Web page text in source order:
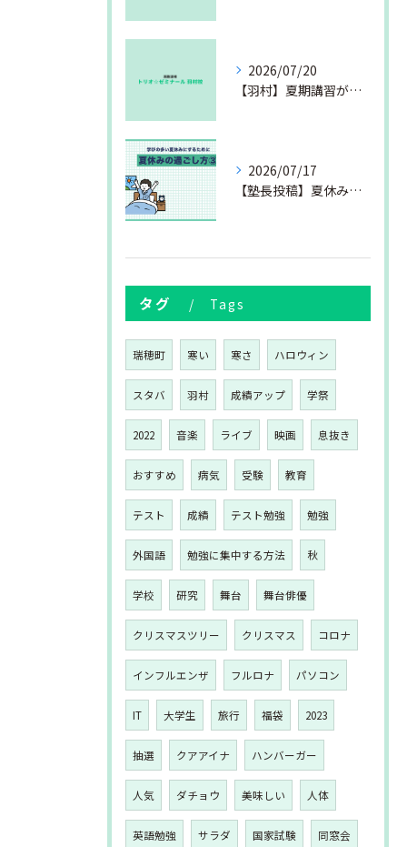
2026/07/20
【羽村】夏期講習が始まりました
2026/07/17
【塾長投稿】夏休みの過ごし方③
タグ Tags
瑞穂町 寒い 寒さ ハロウィン
スタバ 羽村 成績アップ 学祭
2022 音楽 ライブ 映画 息抜き
おすすめ 病気 受験 教育
テスト 成績 テスト勉強 勉強
外国語 勉強に集中する方法 秋
学校 研究 舞台 舞台俳優
クリスマスツリー クリスマス コロナ
インフルエンザ フルロナ パソコン
IT 大学生 旅行 福袋 2023
抽選 クアアイナ ハンバーガー
人気 ダチョウ 美味しい 人体
英語勉強 サラダ 国家試験 同窓会